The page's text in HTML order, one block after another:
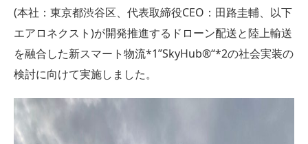
(本社：東京都渋谷区、代表取締役CEO：田路圭輔、以下
エアロネクスト)が開発推進するドローン配送と陸上輸送
を融合した新スマート物流*1”SkyHub®“*2の社会実装の
検討に向けて実施しました。